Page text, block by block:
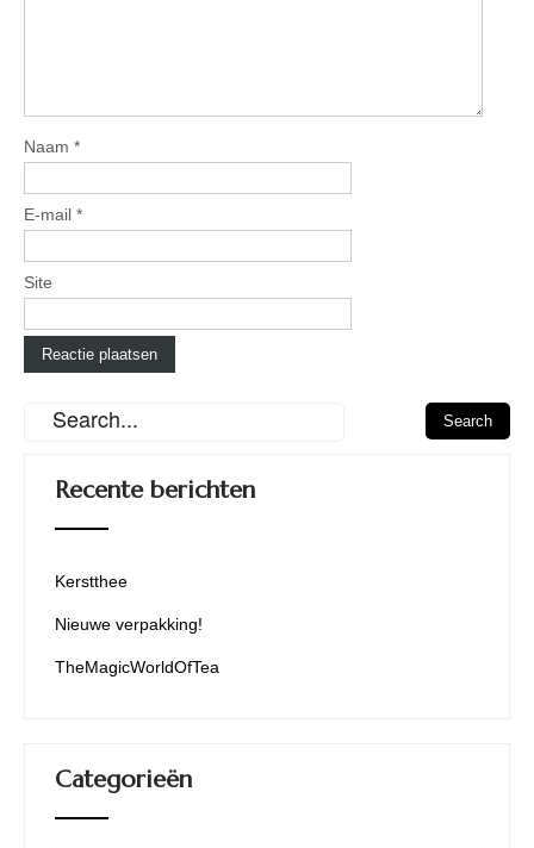
Naam *
E-mail *
Site
Recente berichten
Kerstthee
Nieuwe verpakking!
TheMagicWorldOfTea
Categorieën